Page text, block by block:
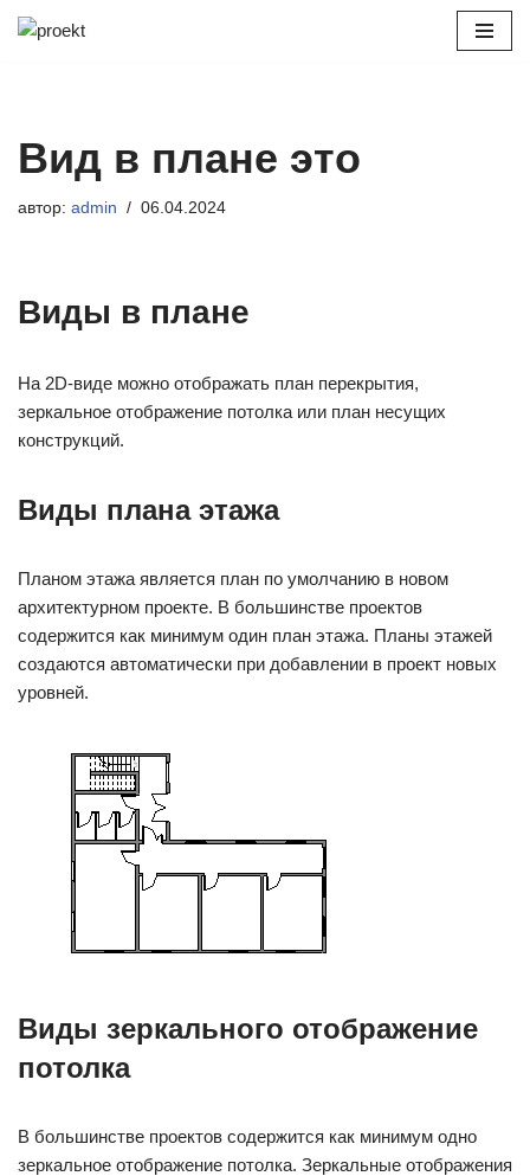
Вид в плане это
автор: admin 06.04.2024
Виды в плане
На 2D-виде можно отображать план перекрытия,
зеркальное отображение потолка или план несущих
конструкций.
Виды плана этажа
Планом этажа является план по умолчанию в новом
архитектурном проекте. В большинстве проектов
содержится как минимум один план этажа. Планы этажей
создаются автоматически при добавлении в проект новых
уровней.
Виды зеркального отображение
потолка
В большинстве проектов содержится как минимум одно
зеркальное отображение потолка. Зеркальные отображения